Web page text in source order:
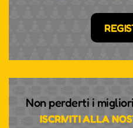
Non perderti i
ISCRIVITI ALLA